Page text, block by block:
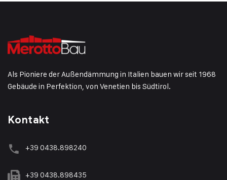
Als Pioniere der Außendämmung in Italien bauen wir seit 1968
Gebäude in Perfektion, von Venetien bis Südtirol.
Kontakt
+39 0438.898240
+39 0438.898435